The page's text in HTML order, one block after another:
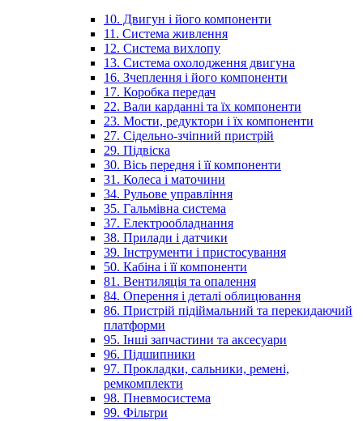
10. Двигун і його компоненти
11. Система живлення
12. Система вихлопу
13. Система охолодження двигуна
16. Зчеплення і його компоненти
17. Коробка передач
22. Вали карданні та їх компоненти
23. Мости, редуктори і їх компоненти
27. Сідельно-зчіпний пристрій
29. Підвіска
30. Вісь передня і її компоненти
31. Колеса і маточини
34. Рульове управління
35. Гальмівна система
37. Електрообладнання
38. Прилади і датчики
39. Інструменти і пристосування
50. Кабіна і її компоненти
81. Вентиляція та опалення
84. Оперення і деталі облицювання
86. Пристрій підіймальний та перекидаючий
платформи
95. Інші запчастини та аксесуари
96. Підшипники
97. Прокладки, сальники, ремені,
ремкомплекти
98. Пневмосистема
99. Фільтри